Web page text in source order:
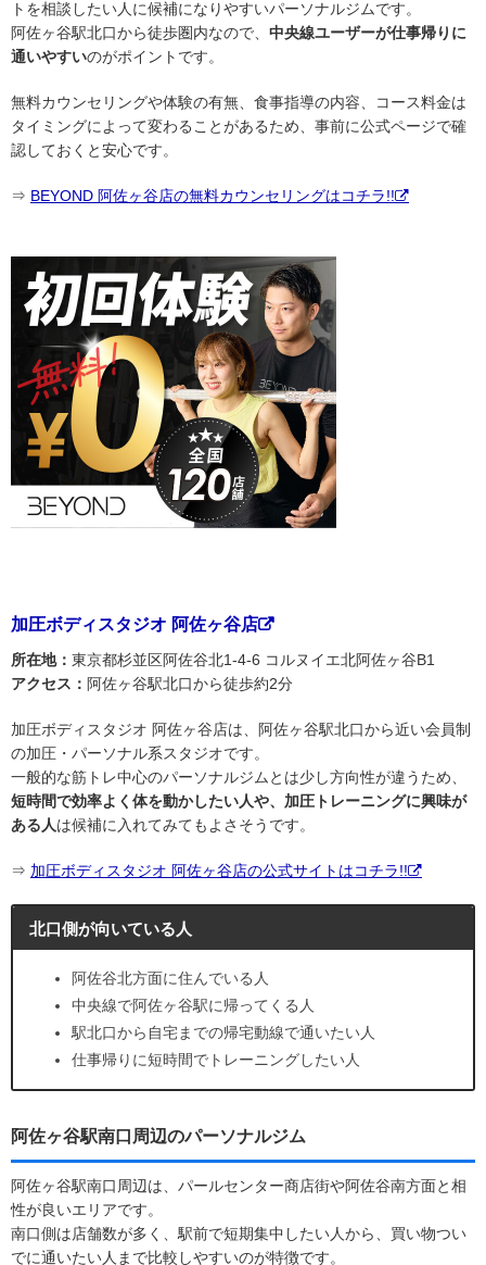
トを相談したい人に候補になりやすいパーソナルジムです。
阿佐ヶ谷駅北口から徒歩圏内なので、 中央線ユーザーが仕事帰りに
通いやすいのがポイントです。
無料カウンセリングや体験の有無、食事指導の内容、コース料金は
タイミングによって変わることがあるため、事前に公式ページで確
認しておくと安心です。
⇒ BEYOND 阿佐ヶ谷店の無料カウンセリングはコチラ!!
加圧ボディスタジオ 阿佐ヶ谷店
所在地： 東京都杉並区阿佐谷北1-4-6 コルヌイエ北阿佐ヶ谷B1
アクセス： 阿佐ヶ谷駅北口から徒歩約2分
加圧ボディスタジオ 阿佐ヶ谷店は、阿佐ヶ谷駅北口から近い会員制
の加圧・パーソナル系スタジオです。
一般的な筋トレ中心のパーソナルジムとは少し方向性が違うため、
短時間で効率よく体を動かしたい人や、加圧トレーニングに興味が
ある人は候補に入れてみてもよさそうです。
⇒ 加圧ボディスタジオ 阿佐ヶ谷店の公式サイトはコチラ!!
北口側が向いている人
阿佐谷北方面に住んでいる人
中央線で阿佐ヶ谷駅に帰ってくる人
駅北口から自宅までの帰宅動線で通いたい人
仕事帰りに短時間でトレーニングしたい人
阿佐ヶ谷駅南口周辺のパーソナルジム
阿佐ヶ谷駅南口周辺は、パールセンター商店街や阿佐谷南方面と相
性が良いエリアです。
南口側は店舗数が多く、駅前で短期集中したい人から、買い物つい
でに通いたい人まで比較しやすいのが特徴です。